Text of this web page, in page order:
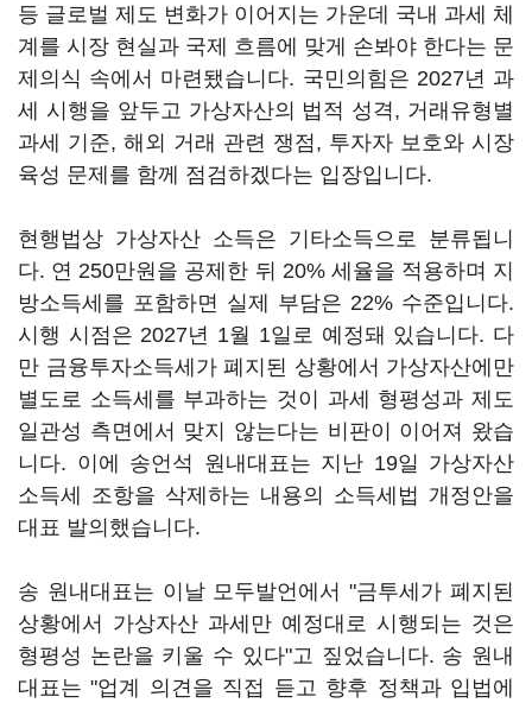
등 글로벌 제도 변화가 이어지는 가운데 국내 과세 체
계를 시장 현실과 국제 흐름에 맞게 손봐야 한다는 문
제의식 속에서 마련됐습니다. 국민의힘은 2027년 과
세 시행을 앞두고 가상자산의 법적 성격, 거래유형별
과세 기준, 해외 거래 관련 쟁점, 투자자 보호와 시장
육성 문제를 함께 점검하겠다는 입장입니다.
현행법상 가상자산 소득은 기타소득으로 분류됩니
다. 연 250만원을 공제한 뒤 20% 세율을 적용하며 지
방소득세를 포함하면 실제 부담은 22% 수준입니다.
시행 시점은 2027년 1월 1일로 예정돼 있습니다. 다
만 금융투자소득세가 폐지된 상황에서 가상자산에만
별도로 소득세를 부과하는 것이 과세 형평성과 제도
일관성 측면에서 맞지 않는다는 비판이 이어져 왔습
니다. 이에 송언석 원내대표는 지난 19일 가상자산
소득세 조항을 삭제하는 내용의 소득세법 개정안을
대표 발의했습니다.
송 원내대표는 이날 모두발언에서 "금투세가 폐지된
상황에서 가상자산 과세만 예정대로 시행되는 것은
형평성 논란을 키울 수 있다"고 짚었습니다. 송 원내
대표는 "업계 의견을 직접 듣고 향후 정책과 입법에